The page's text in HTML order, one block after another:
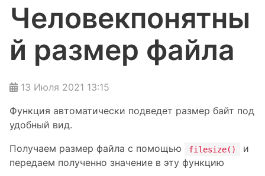
Человекпонятны
й размер файла
13 Июля 2021 13:15
Функция автоматически подведет размер байт под
удобный вид.
Получаем размер файла с помощью
filesize()
и
передаем полученно значение в эту функцию